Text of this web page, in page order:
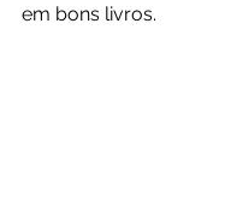
em bons livros.